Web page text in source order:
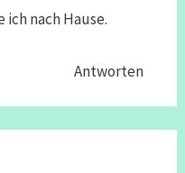
nach Hause.
Antworten